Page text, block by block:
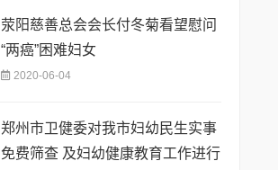
荥阳慈善总会会长付冬菊看望慰问
“两癌”困难妇女
2020-06-04
郑州市卫健委对我市妇幼民生实事
免费筛查 及妇幼健康教育工作进行